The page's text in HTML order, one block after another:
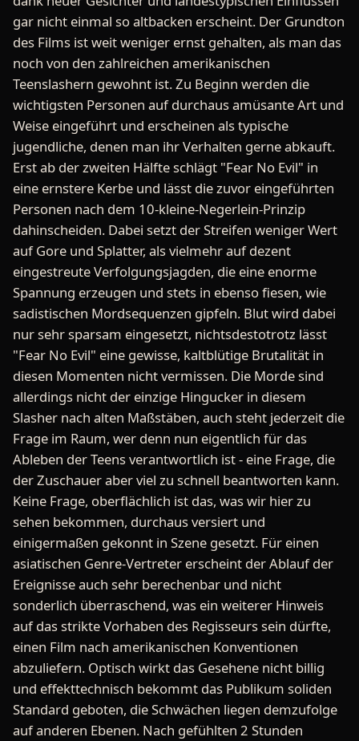
gar nicht einmal so altbacken erscheint. Der Grundton
des Films ist weit weniger ernst gehalten, als man das
noch von den zahlreichen amerikanischen
Teenslashern gewohnt ist. Zu Beginn werden die
wichtigsten Personen auf durchaus amüsante Art und
Weise eingeführt und erscheinen als typische
jugendliche, denen man ihr Verhalten gerne abkauft.
Erst ab der zweiten Hälfte schlägt "Fear No Evil" in
eine ernstere Kerbe und lässt die zuvor eingeführten
Personen nach dem 10-kleine-Negerlein-Prinzip
dahinscheiden. Dabei setzt der Streifen weniger Wert
auf Gore und Splatter, als vielmehr auf dezent
eingestreute Verfolgungsjagden, die eine enorme
Spannung erzeugen und stets in ebenso fiesen, wie
sadistischen Mordsequenzen gipfeln. Blut wird dabei
nur sehr sparsam eingesetzt, nichtsdestotrotz lässt
"Fear No Evil" eine gewisse, kaltblütige Brutalität in
diesen Momenten nicht vermissen. Die Morde sind
allerdings nicht der einzige Hingucker in diesem
Slasher nach alten Maßstäben, auch steht jederzeit die
Frage im Raum, wer denn nun eigentlich für das
Ableben der Teens verantwortlich ist - eine Frage, die
der Zuschauer aber viel zu schnell beantworten kann.
Keine Frage, oberflächlich ist das, was wir hier zu
sehen bekommen, durchaus versiert und
einigermaßen gekonnt in Szene gesetzt. Für einen
asiatischen Genre-Vertreter erscheint der Ablauf der
Ereignisse auch sehr berechenbar und nicht
sonderlich überraschend, was ein weiterer Hinweis
auf das strikte Vorhaben des Regisseurs sein dürfte,
einen Film nach amerikanischen Konventionen
abzuliefern. Optisch wirkt das Gesehene nicht billig
und effekttechnisch bekommt das Publikum soliden
Standard geboten, die Schwächen liegen demzufolge
auf anderen Ebenen. Nach gefühlten 2 Stunden